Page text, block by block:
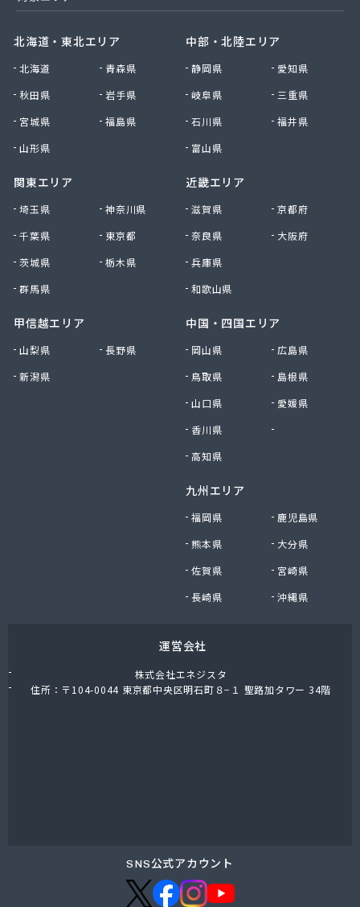
株式会社山田幸一商店
株式会社小林本店
株式会社小林本店稲沢店
株式会社松村プロパン部
株式会社新東
株式会社森上製油所
株式会社杉浦林産給油所
株式会社清川商店
株式会社青木サービス
株式会社石川鉄沖商店
株式会社石泰商会
株式会社鷹羽商店
株式会社中部燃料
株式会社土川油店 L.P.G充填所
株式会社油直 オートガススタンド
丸井商店外之原支店
丸金薪炭店
橋本産業株式会社 名古屋営業所
玉屋プロパン株式会社
北海道・東北エリア
北海道
青森県
秋田県
岩手県
宮城県
福島県
山形県
関東エリア
埼玉県
神奈川県
千葉県
東京都
茨城県
栃木県
群馬県
甲信越エリア
山梨県
長野県
新潟県
中部・北陸エリア
静岡県
愛知県
岐阜県
三重県
石川県
福井県
富山県
近畿エリア
滋賀県
京都府
奈良県
大阪府
兵庫県
和歌山県
中国・四国エリア
岡山県
広島県
鳥取県
島根県
山口県
愛媛県
香川県
高知県
九州エリア
福岡県
鹿児島県
熊本県
大分県
佐賀県
宮崎県
長崎県
沖縄県
運営会社
株式会社エネジスタ
住所：〒104-0044 東京都中央区明石町８−１ 聖路加タワー 34階
SNS公式アカウント